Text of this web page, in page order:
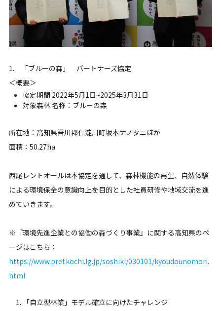
1. 「ブルーの森」 パートナーズ協定
＜概要＞
協定期間 2022年5月1日~2025年3月31日
対象森林 名称：ブルーの森
所在地：高知県吾川郡仁淀川町坂本ナノタニほか
面積：50.27ha
西尾レントオールは本協定を通して、森林機能の再生、自然体験
による環境保全の意識向上を目的とした社員研修や地域交流を進
めていきます。
※『環境先進企業との協働の森づくり事業』に関する高知県のペ
ージはこちら：
https://www.pref.kochi.lg.jp/soshiki/030101/kyoudounomori.
html
「自立型林業」モデル確立に向けたチャレンジ